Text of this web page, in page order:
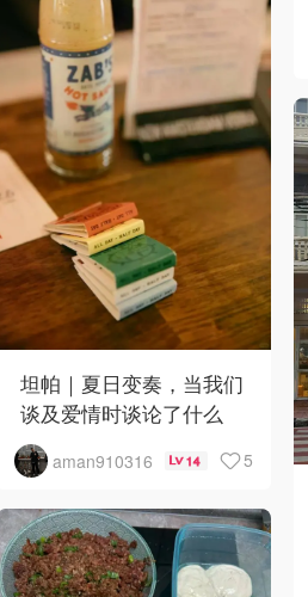
坦帕｜夏日变奏，当我们
谈及爱情时谈论了什么
aman910316 14 5